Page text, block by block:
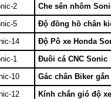
2
Che sên nhôm
5
Độ đồng hồ chân
14
Độ Pô xe Honda
1
Đuôi cá CNC Sonic
10
Gác chân Biker
12
Kính chắn gió độ